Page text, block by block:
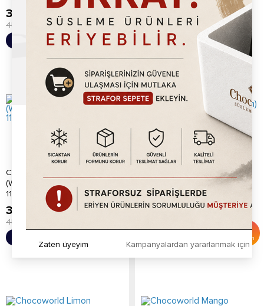
%14
İndirim
389.20 TL
450.00
Sepete Ekle
565.20
Sepete Ekle
Chocoworld Karpuz
(Watermelon) Meyve Püre
1150gr
%14
389.20 TL
450.00
Chocoworld Kavun (Melon)
Meyve Püre 1150gr
%14
İndirim
389.20TL
Kampanyalardan yararlanmak için
Zaten üyeyim